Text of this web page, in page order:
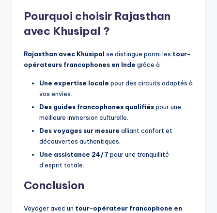
Pourquoi choisir Rajasthan
avec Khusipal ?
Rajasthan avec Khusipal se distingue parmi les tour-
opérateurs francophones en Inde grâce à :
Une expertise locale pour des circuits adaptés à
vos envies.
Des guides francophones qualifiéspour une
meilleure immersion culturelle.
Des voyages sur mesure alliant confort et
découvertes authentiques.
Une assistance 24/7 pour une tranquillité
d’esprit totale.
Conclusion
Voyager avec un tour-opérateur francophone en